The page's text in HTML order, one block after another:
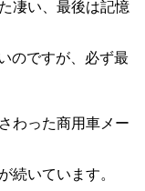
凄い、最後は記憶
のですが、必ず最
わった商用車メー
続いています。